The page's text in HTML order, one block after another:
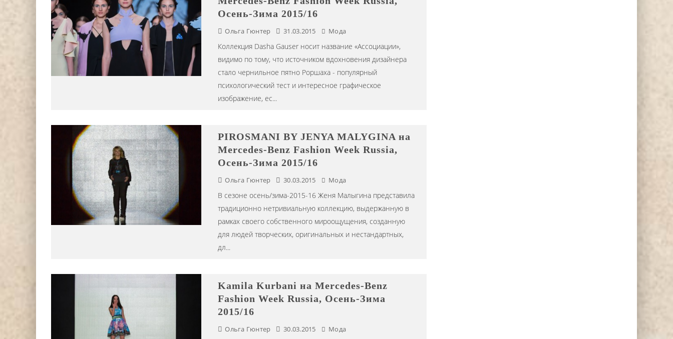
Осень-Зима 2015/16
Ольга Гюнтер 31.03.2015 Мода
Коллекция Dasha Gauser носит название «Ассоциации»,
видимо по тому, что источником вдохновения дизайнера
стало чернильное пятно Роршаха - популярный
психологический тест и интересное графическое
изображение, ес...
PIROSMANI BY JENYA MALYGINA на
Mercedes-Benz Fashion Week Russia,
Осень-Зима 2015/16
Ольга Гюнтер 30.03.2015 Мода
В сезоне осень/зима-2015-16 Женя Малыгина представила
традиционно нетривиальную коллекцию, выдержанную в
рамках своего собственного мироощущения, созданную
для людей творческих, оригинальных и нестандартных,
дл...
Kamila Kurbani на Mercedes-Benz
Fashion Week Russia, Осень-Зима
2015/16
Ольга Гюнтер 30.03.2015 Мода